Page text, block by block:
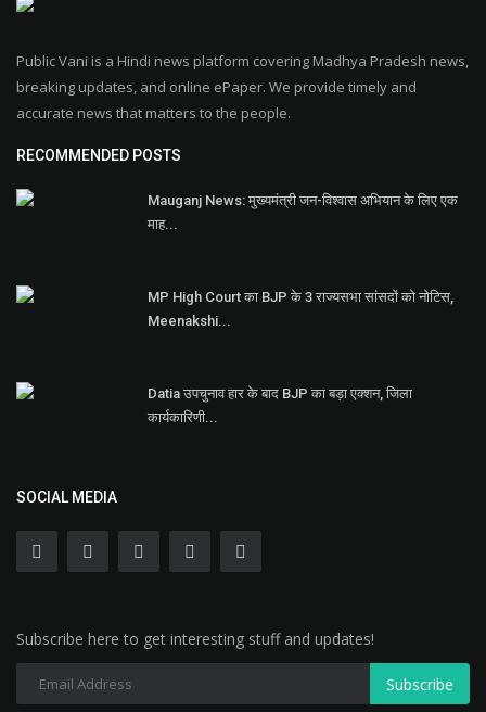
Public Vani is a Hindi news platform covering Madhya Pradesh news,
breaking updates, and online ePaper. We provide timely and
accurate news that matters to the people.
RECOMMENDED POSTS
Mauganj News: मुख्यमंत्री जन-विश्वास अभियान के लिए एक
माह...
MP High Court का BJP के 3 राज्यसभा सांसदों को नोटिस,
Meenakshi...
Datia उपचुनाव हार के बाद BJP का बड़ा एक्शन, जिला
कार्यकारिणी...
SOCIAL MEDIA
Subscribe here to get interesting stuff and updates!
Subscribe